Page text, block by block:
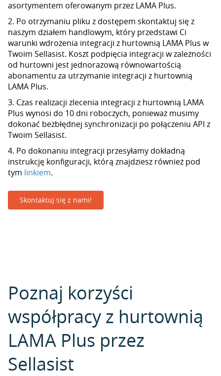
asortymentem oferowanym przez LAMA Plus.
2. Po otrzymaniu pliku z dostępem skontaktuj się z
naszym działem handlowym, który przedstawi Ci
warunki wdrożenia integracji z hurtownią LAMA Plus w
Twoim Sellasist. Koszt podpięcia integracji w zależności
od hurtowni jest jednorazową równowartością
abonamentu za utrzymanie integracji z hurtownią
LAMA Plus.
3. Czas realizacji zlecenia integracji z hurtownią LAMA
Plus wynosi do 10 dni roboczych, ponieważ musimy
dokonać bezbłędnej synchronizacji po połączeniu API z
Twoim Sellasist.
4. Po dokonaniu integracji przesyłamy dokładną
instrukcję konfiguracji, którą znajdziesz również pod
tym linkiem.
Skontaktuj się z nami!
Poznaj korzyści
współpracy z hurtownią
LAMA Plus przez
Sellasist